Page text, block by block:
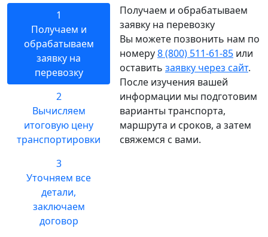
1
Получаем и
обрабатываем
заявку на
перевозку
2
Вычисляем
итоговую цену
транспортировки
3
Уточняем все
детали,
заключаем
договор
Получаем и обрабатываем
заявку на перевозку
Вы можете позвонить нам по
номеру8 (800) 511-61-85 или
оставить заявку через сайт.
После изучения вашей
информации мы подготовим
варианты транспорта,
маршрута и сроков, а затем
свяжемся с вами.